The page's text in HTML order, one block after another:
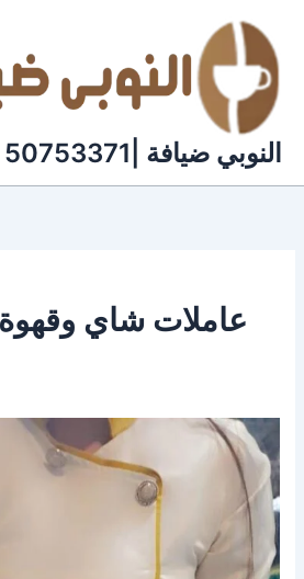
المحتوى
النوبي ضيافة |50753371
عاملات شاي
عاملات
ضيافة
الكويت
|
55929221
|